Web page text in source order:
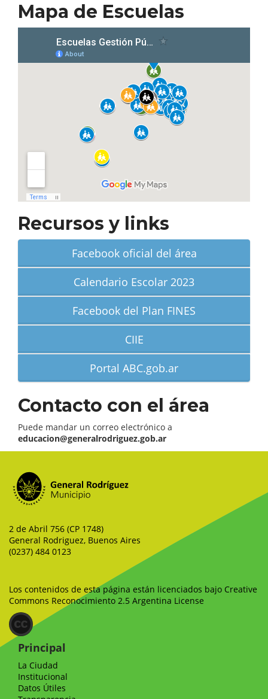
Mapa de Escuelas
Recursos y links
Facebook oficial del área
Calendario Escolar 2023
Facebook del Plan FINES
CIIE
Portal ABC.gob.ar
Contacto con el área
Puede mandar un correo electrónico a
educacion@generalrodriguez.gob.ar
2 de Abril 756 (CP 1748)
General Rodriguez, Buenos Aires
(0237) 484 0123
Los contenidos de esta página están licenciados bajo Creative
Commons Reconocimiento 2.5 Argentina License
Principal
La Ciudad
Institucional
Datos Útiles